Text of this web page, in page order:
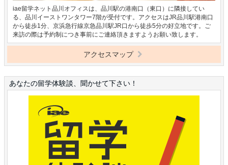
iae留学ネット品川オフィスは、品川駅の港南口（東口）に隣接してい
る、品川イーストワンタワー7階が受付です。アクセスはJR品川駅港南口
から徒歩1分、京浜急行線京急品川駅JR口から徒歩5分の好立地です。ご
来訪の際は予約制につき事前にご連絡頂きますようお願い致します。
アクセスマップ
あなたの留学体験談、聞かせて下さい！